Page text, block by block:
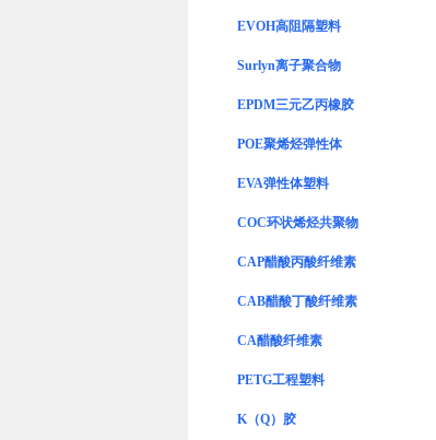
EVOH高阻隔塑料
Surlyn离子聚合物
EPDM三元乙丙橡胶
POE聚烯烃弹性体
EVA弹性体塑料
COC环状烯烃共聚物
CAP醋酸丙酸纤维素
CAB醋酸丁酸纤维素
CA醋酸纤维素
PETG工程塑料
K（Q）胶